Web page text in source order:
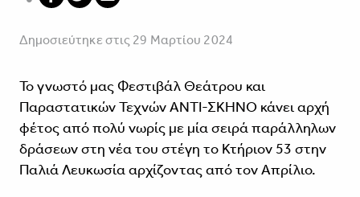
Δημοσιεύτηκε στις 29 Μαρτίου 2024
Το γνωστό μας Φεστιβάλ Θεάτρου και
Παραστατικών Τεχνών ΑΝΤΙ-ΣΚΗΝΟ κάνει αρχή
φέτος από πολύ νωρίς με μία σειρά παράλληλων
δράσεων στη νέα του στέγη το Κτήριον 53 στην
Παλιά Λευκωσία αρχίζοντας από τον Απρίλιο.